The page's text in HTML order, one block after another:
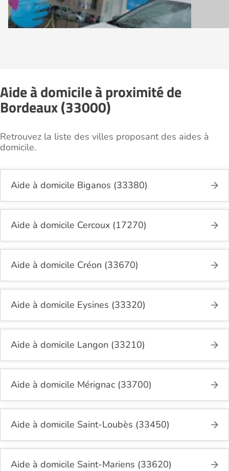
Aide à domicile à proximité de
Bordeaux (33000)
Retrouvez la liste des villes proposant des aides à
domicile.
Aide à domicile Biganos (33380)
Aide à domicile Cercoux (17270)
Aide à domicile Créon (33670)
Aide à domicile Eysines (33320)
Aide à domicile Langon (33210)
Aide à domicile Mérignac (33700)
Aide à domicile Saint-Loubès (33450)
Aide à domicile Saint-Mariens (33620)